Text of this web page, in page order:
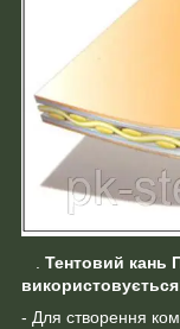
. Тентовий кань
- Для створення